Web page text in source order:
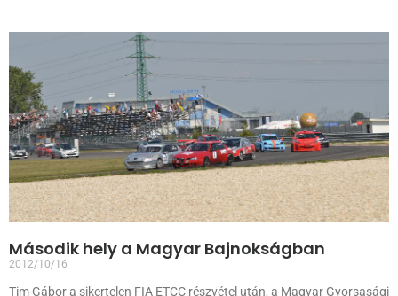
Második hely a Magyar Bajnokságban
2012/10/16
Tim Gábor a sikertelen FIA ETCC részvétel után, a Magyar Gyorsasági